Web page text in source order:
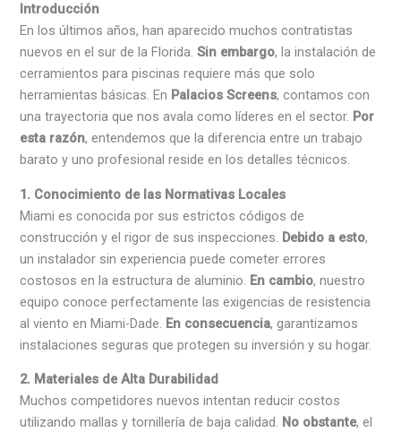
Introducción
En los últimos años, han aparecido muchos contratistas
nuevos en el sur de la Florida.Sin embargo, la instalación de
cerramientos para piscinas requiere más que solo
herramientas básicas. En Palacios Screens, contamos con
una trayectoria que nos avala como líderes en el sector. Por
esta razón, entendemos que la diferencia entre un trabajo
barato y uno profesional reside en los detalles técnicos.
1. Conocimiento de las Normativas Locales
Miami es conocida por sus estrictos códigos de
construcción y el rigor de sus inspecciones. Debido a esto,
un instalador sin experiencia puede cometer errores
costosos en la estructura de aluminio. En cambio, nuestro
equipo conoce perfectamente las exigencias de resistencia
al viento en Miami-Dade. En consecuencia, garantizamos
instalaciones seguras que protegen su inversión y su hogar.
2. Materiales de Alta Durabilidad
Muchos competidores nuevos intentan reducir costos
utilizando mallas y tornillería de baja calidad. No obstante, el